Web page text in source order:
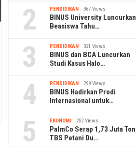
2 PENDIDIKAN 367 Views
BINUS University Luncurkan
Beasiswa Tahu…
3 PENDIDIKAN 321 Views
BINUS dan BCA Luncurkan
Studi Kasus Halo…
4 PENDIDIKAN 299 Views
BINUS Hadirkan Prodi
Internasional untuk…
5 EKONOMI 252 Views
PalmCo Serap 1,73 Juta Ton
TBS Petani Du…